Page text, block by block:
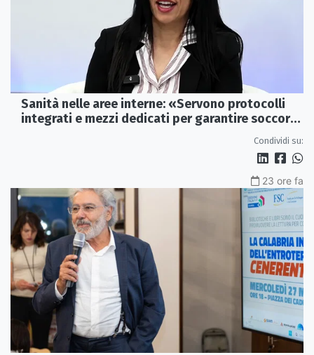
Sanità nelle aree interne: «Servono protocolli
integrati e mezzi dedicati per garantire soccorsi
Condividi su:
23 ore fa